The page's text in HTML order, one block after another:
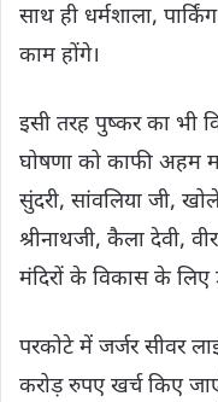
साथ ही धर्मशाला,
काम होंगे।
इसी तरह पुष्कर का भी
घोषणा को काफी अहम
सुंदरी, सांवलिया जी,
श्रीनाथजी, कैला देवी,
मंदिरों के विकास के लिए
परकोटे में जर्जर सीवर
करोड़ रुपए खर्च किए